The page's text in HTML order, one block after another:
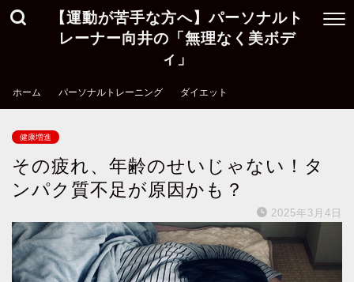
【運動が苦手な方へ】パーソナルト
レーナー向井の「無理なく美ボデ
ィ」
ホーム パーソナルトレーニング ダイエット
健康増進
その疲れ、年齢のせいじゃない！タ
ンパク質不足が原因かも？
2025年3月4日